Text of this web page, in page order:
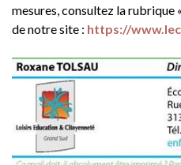
mesures, consultez la rubrique
de notre site : https://